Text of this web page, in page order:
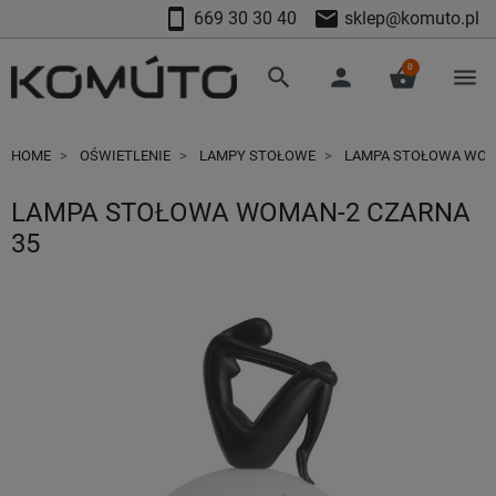
smartphone 669 30 30 40 mail sklep@komuto.pl
search person shopping_basket
0 menu
HOME OŚWIETLENIE LAMPY STOŁOWE LAMPA STOŁOWA
LAMPA STOŁOWA WOMAN-2 CZARNA
35